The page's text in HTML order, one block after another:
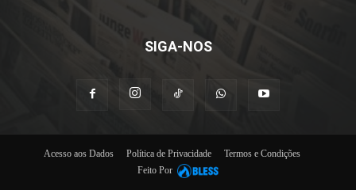
SIGA-NOS
Acesso aos Dados Política de Privacidade
Termos e Condições
Feito Por